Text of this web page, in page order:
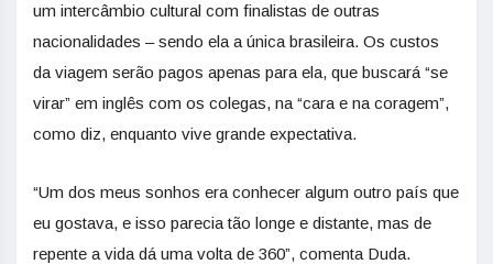
um intercâmbio cultural com finalistas de outras
nacionalidades – sendo ela a única brasileira. Os custos
da viagem serão pagos apenas para ela, que buscará “se
virar” em inglês com os colegas, na “cara e na coragem”,
como diz, enquanto vive grande expectativa.
“Um dos meus sonhos era conhecer algum outro país que
eu gostava, e isso parecia tão longe e distante, mas de
repente a vida dá uma volta de 360”, comenta Duda.